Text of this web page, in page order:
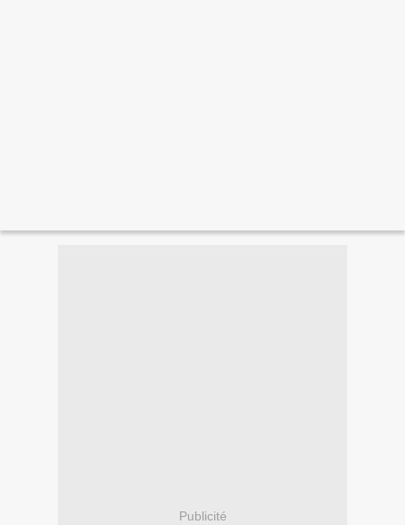
Publicité